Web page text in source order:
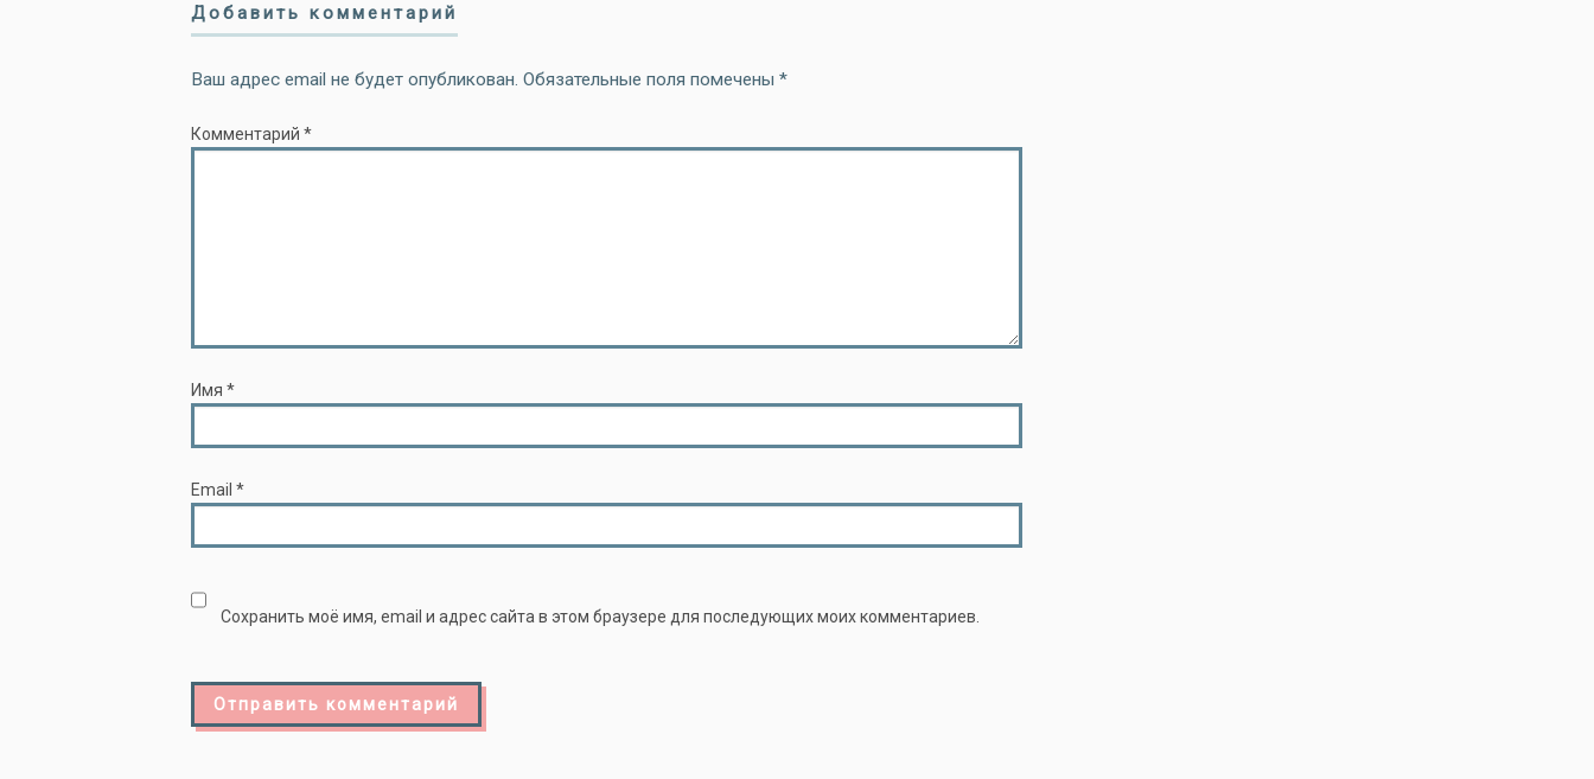
Добавить комментарий
Ваш адрес email не будет опубликован. Обязательные поля помечены *
Комментарий *
Имя *
Email *
Сохранить моё имя, email и адрес сайта в этом браузере для последующих моих комментариев.